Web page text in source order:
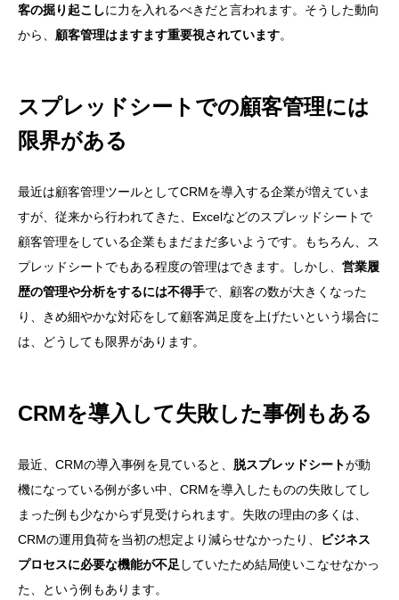
客の掘り起こしに力を入れるべきだと言われます。そうした動向
から、 顧客管理はますます重要視されています。
スプレッドシートでの顧客管理には
限界がある
最近は顧客管理ツールとしてCRMを導入する企業が増えていま
すが、従来から行われてきた、Excelなどのスプレッドシートで
顧客管理をしている企業もまだまだ多いようです。もちろん、ス
プレッドシートでもある程度の管理はできます。しかし、 営業履
歴の管理や分析をするには不得手で、顧客の数が大きくなった
り、きめ細やかな対応をして顧客満足度を上げたいという場合に
は、どうしても限界があります。
CRMを導入して失敗した事例もある
最近、CRMの導入事例を見ていると、 脱スプレッドシートが動
機になっている例が多い中、CRMを導入したものの失敗してし
まった例も少なからず見受けられます。失敗の理由の多くは、
CRMの運用負荷を当初の想定より減らせなかったり、
ビジネス
プロセスに必要な機能が不足 していたため結局使いこなせなかっ
た、という例もあります。